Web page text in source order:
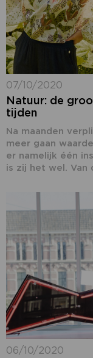
07/10/2020
Natuur: de
tijden
Na maanden
meer gaan
er namelijk één
is zij het wel. Van
06/10/2020